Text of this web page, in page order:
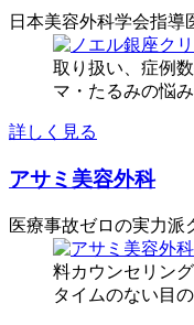
日本美容外科学会指導
取り扱い、症例
マ・たるみの悩
詳しく見る
アサミ美容外科
医療事故ゼロの実力派
料カウンセリン
タイムのない目